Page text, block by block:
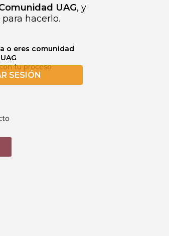
UAG, y
hacerlo.
o eres comunidad
UAG
tu proceso
SESIÓN